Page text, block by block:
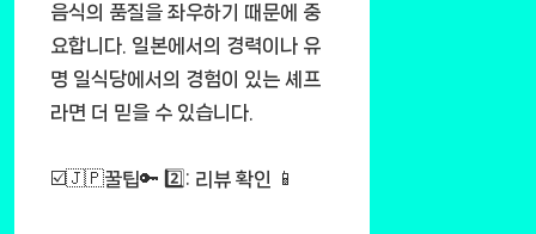
음식의 품질을 좌우하기 때문에 중
요합니다. 일본에서의 경력이나 유
명 일식당에서의 경험이 있는 셰프
라면 더 믿을 수 있습니다.
☑️🇯🇵꿀팁🔑 2️⃣: 리뷰 확인 📱